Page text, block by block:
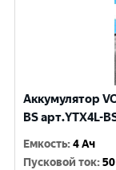
Аккумулятор
BS арт.YTX4L-
Емкость:4 Ач
Пусковой ток: